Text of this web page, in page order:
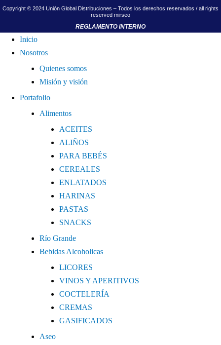
Copyright © 2024 Unión Global Distribuciones – Todos los derechos reservados / all rights
reserved mirseo
REGLAMENTO INTERNO
Inicio
Nosotros
Quienes somos
Misión y visión
Portafolio
Alimentos
ACEITES
ALIÑOS
PARA BEBÉS
CEREALES
ENLATADOS
HARINAS
PASTAS
SNACKS
Río Grande
Bebidas Alcoholicas
LICORES
VINOS Y APERITIVOS
COCTELERÍA
CREMAS
GASIFICADOS
Aseo